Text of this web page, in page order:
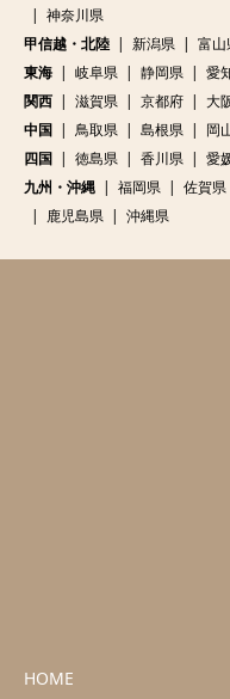
神奈川県
甲信越・北陸
新潟県 富山
東海
岐阜県 静岡県 愛
関西
滋賀県 京都府 大
中国
鳥取県 島根県 岡
四国
徳島県 香川県 愛
九州・沖縄
福岡県 佐賀県
鹿児島県
沖縄県
HOME